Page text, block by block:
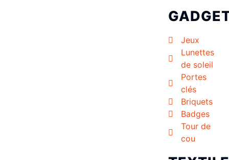
Jeux
Lunettes
de soleil
Portes
clés
Briquets
Badges
Tour de
cou